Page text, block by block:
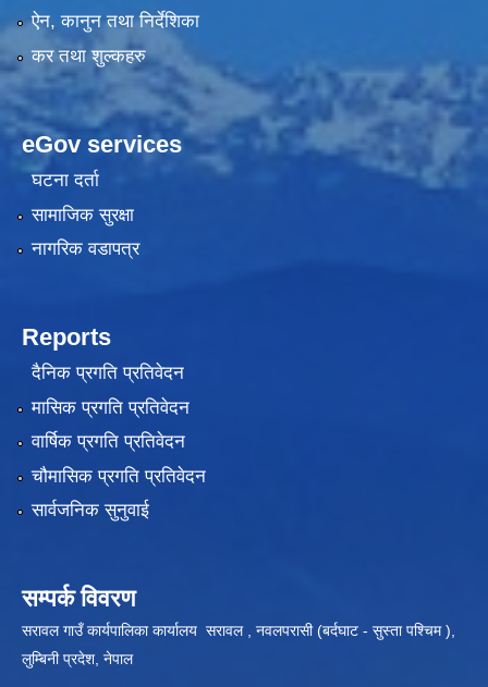
ऐन, कानुन तथा निर्देशिका
कर तथा शुल्कहरु
eGov services
घटना दर्ता
सामाजिक सुरक्षा
नागरिक वडापत्र
Reports
दैनिक प्रगति प्रतिवेदन
मासिक प्रगति प्रतिवेदन
वार्षिक प्रगति प्रतिवेदन
चौमासिक प्रगति प्रतिवेदन
सार्वजनिक सुनुवाई
सम्पर्क विवरण
सरावल गाउँ कार्यपालिका कार्यालय सरावल , नवलपरासी (बर्दघाट - सुस्ता पश्चिम ),
लुम्बिनी प्रदेश, नेपाल